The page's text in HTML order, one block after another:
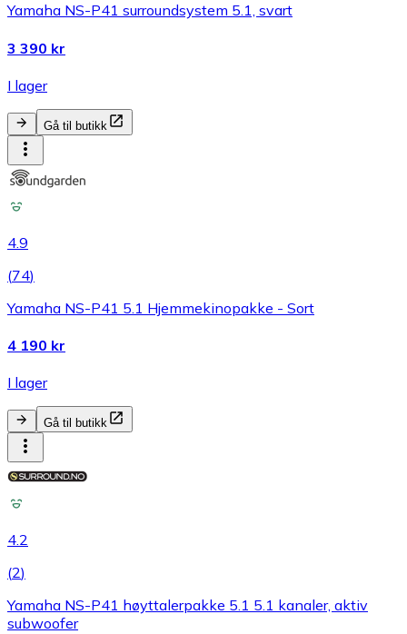
Yamaha NS-P41 surroundsystem 5.1, svart
3 390 kr
I lager
Gå til butikk
4.9
(74)
Yamaha NS-P41 5.1 Hjemmekinopakke - Sort
4 190 kr
I lager
Gå til butikk
4.2
(2)
Yamaha NS-P41 høyttalerpakke 5.1 5.1 kanaler, aktiv
subwoofer